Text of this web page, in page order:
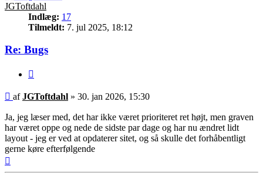
JGToftdahl
Indlæg: 17
Tilmeldt: 7. jul 2025, 18:12
Re: Bugs
Indlæg
afJGToftdahl » 30. jan 2026, 15:30
Ja, jeg læser med, det har ikke været prioriteret ret højt, men graven
har været oppe og nede de sidste par dage og har nu ændret lidt
layout - jeg er ved at opdaterer sitet, og så skulle det forhåbentligt
gerne køre efterfølgende